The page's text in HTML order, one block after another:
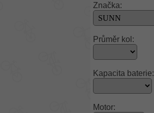
Značka:
Průměr kol:
Kapacita baterie:
Motor: